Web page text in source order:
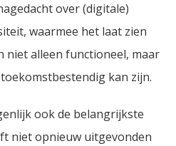
over (digitale)
waarmee het laat zien
niet alleen functioneel, maar
kan zijn.
ook de belangrijkste
niet opnieuw uitgevonden